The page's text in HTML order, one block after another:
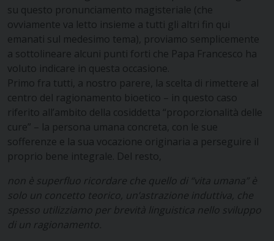
su questo pronunciamento magisteriale (che
ovviamente va letto insieme a tutti gli altri fin qui
emanati sul medesimo tema), proviamo semplicemente
a sottolineare alcuni punti forti che Papa Francesco ha
voluto indicare in questa occasione.
Primo fra tutti, a nostro parere, la scelta di rimettere al
centro del ragionamento bioetico – in questo caso
riferito all’ambito della cosiddetta “proporzionalità delle
cure” – la persona umana concreta, con le sue
sofferenze e la sua vocazione originaria a perseguire il
proprio bene integrale. Del resto,
non è superfluo ricordare che quello di “vita umana” è
solo un concetto teorico, un’astrazione induttiva, che
spesso utilizziamo per brevità linguistica nello sviluppo
di un ragionamento.